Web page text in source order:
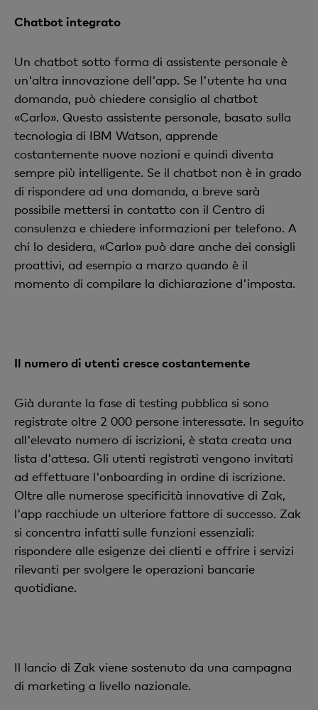
Chatbot integrato
Un chatbot sotto forma di assistente personale è
un'altra innovazione dell'app. Se l'utente ha una
domanda, può chiedere consiglio al chatbot
«Carlo». Questo assistente personale, basato sulla
tecnologia di IBM Watson, apprende
costantemente nuove nozioni e quindi diventa
sempre più intelligente. Se il chatbot non è in grado
di rispondere ad una domanda, a breve sarà
possibile mettersi in contatto con il Centro di
consulenza e chiedere informazioni per telefono. A
chi lo desidera, «Carlo» può dare anche dei consigli
proattivi, ad esempio a marzo quando è il
momento di compilare la dichiarazione d'imposta.
Il numero di utenti cresce costantemente
Già durante la fase di testing pubblica si sono
registrate oltre 2 000 persone interessate. In seguito
all'elevato numero di iscrizioni, è stata creata una
lista d'attesa. Gli utenti registrati vengono invitati
ad effettuare l'onboarding in ordine di iscrizione.
Oltre alle numerose specificità innovative di Zak,
l'app racchiude un ulteriore fattore di successo. Zak
si concentra infatti sulle funzioni essenziali:
rispondere alle esigenze dei clienti e offrire i servizi
rilevanti per svolgere le operazioni bancarie
quotidiane.
Il lancio di Zak viene sostenuto da una campagna
di marketing a livello nazionale.